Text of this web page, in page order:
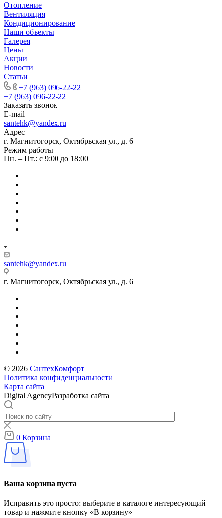
Отопление
Вентиляция
Кондиционирование
Наши объекты
Галерея
Цены
Акции
Новости
Статьи
+7 (963) 096-22-22
+7 (963) 096-22-22
Заказать звонок
E-mail
santehk@yandex.ru
Адрес
г. Магнитогорск, Октябрьская ул., д. 6
Режим работы
Пн. – Пт.: с 9:00 до 18:00
santehk@yandex.ru
г. Магнитогорск, Октябрьская ул., д. 6
© 2026 СантехКомфорт
Политика конфиденциальности
Карта сайта
Digital AgencyРазработка сайта
0 Корзина
Ваша корзина пуста
Исправить это просто: выберите в каталоге интересующий
товар и нажмите кнопку «В корзину»